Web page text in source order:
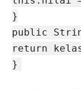
}
public
return
}